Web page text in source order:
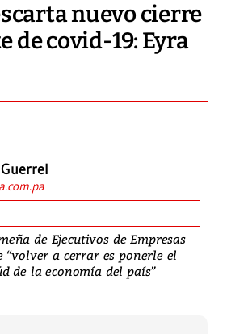
nuevo cierre
de covid-19: Eyra
de Ejecutivos de Empresas
“volver a cerrar es ponerle el
de la economía del país”